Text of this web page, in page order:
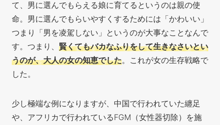
て、男に選んでもらえる娘に育てるというのは親の使
命。男に選んでもらいやすくするためには「かわいい」
つまり「男を凌駕しない」というのが大事なことなんで
す。つまり、 賢くてもバカなふりをして生きなさいとい
うのが、大人の女の知恵でした。これが女の生存戦略で
した。
少し極端な例になりますが、中国で行われていた纏足
や、アフリカで行われているFGM（女性器切除）を施